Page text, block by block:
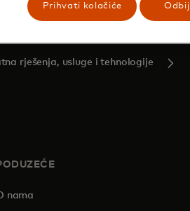
rješenja, usluge i tehnologije
nama
Prihvati kolačiće Odbij